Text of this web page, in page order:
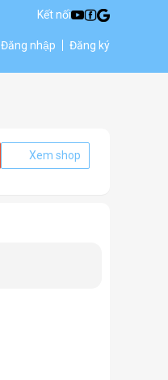
Kết nối
Đăng nhập Đăng ký
Xem shop